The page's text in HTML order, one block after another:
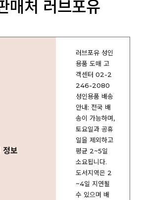
매처 러브포유
정보
러브포유 성인
용품 도매 고
객센터 02-2
246-2080
성인용품 배송
안내: 전국 배
송이 가능하며,
토요일과 공휴
일을 제외하고
평균 2~5일
소요됩니다.
도서지역은 2
~4일 지연될
수 있으며 배